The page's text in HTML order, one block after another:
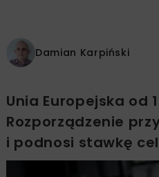
Damian Karpiński
Unia Europejska od
Rozporządzenie
i podnosi stawkę